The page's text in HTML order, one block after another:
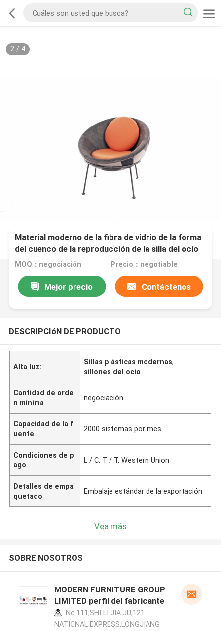
2/ 4
Material moderno de la fibra de vidrio de la forma
del cuenco de la reproducción de la silla del ocio
de los mediados de siglo para el hogar
MOQ：negociación Precio：negotiable
Mejor precio Contáctenos
DESCRIPCIóN DE PRODUCTO
Alta luz:
Sillas plásticas modernas,
sillones del ocio
Cantidad de orde
n mínima
negociación
Capacidad de la f
uente
2000 sistemas por mes
Condiciones de p
ago
L / C, T / T, Western Union
Detalles de empa
quetado
Embalaje estándar de la exportación
Vea más
SOBRE NOSOTROS
MODERN FURNITURE GROUP
LIMITED perfil del fabricante
No.111,SHI LI JIA JU,121
NATIONAL EXPRESS,LONGJIANG